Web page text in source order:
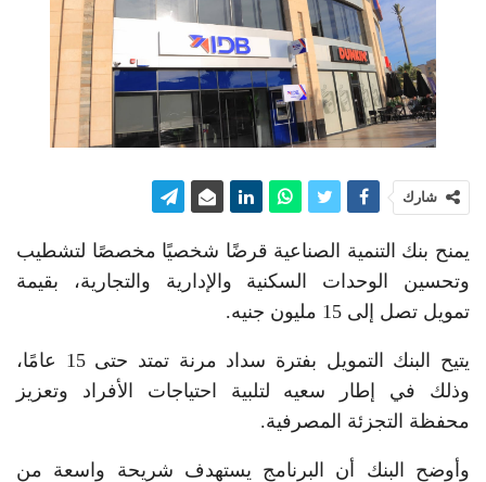
شارك
يمنح بنك التنمية الصناعية قرضًا شخصيًا مخصصًا لتشطيب
وتحسين الوحدات السكنية والإدارية والتجارية، بقيمة
تمويل تصل إلى 15 مليون جنيه.
يتيح البنك التمويل بفترة سداد مرنة تمتد حتى 15 عامًا،
وذلك في إطار سعيه لتلبية احتياجات الأفراد وتعزيز
محفظة التجزئة المصرفية.
وأوضح البنك أن البرنامج يستهدف شريحة واسعة من